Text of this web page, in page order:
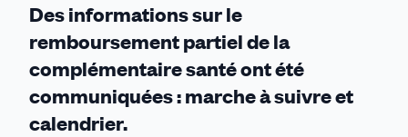
Des informations sur le
remboursement partiel de la
complémentaire santé ont été
communiquées : marche à suivre et
calendrier.